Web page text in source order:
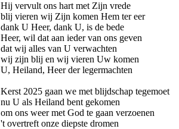
Hij vervult ons hart met Zijn vrede
blij vieren wij Zijn komen Hem ter eer
dank U Heer, dank U, is de bede
Heer, wil dat aan ieder van ons geven
dat wij alles van U verwachten
wij zijn blij en wij vieren Uw komen
U, Heiland, Heer der legermachten
Kerst 2025 gaan we met blijdschap tegemoet
nu U als Heiland bent gekomen
om ons weer met God te gaan verzoenen
't overtreft onze diepste dromen